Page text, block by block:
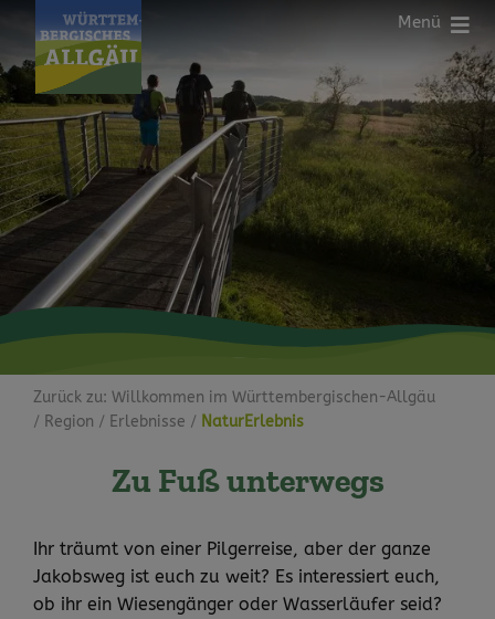
Menü
Zurück zu: Willkommen im Württembergischen-Allgäu
Region
Erlebnisse NaturErlebnis
Zu Fuß unterwegs
Ihr träumt von einer Pilgerreise, aber der ganze
Jakobsweg ist euch zu weit? Es interessiert euch,
ob ihr ein Wiesengänger oder Wasserläufer seid?